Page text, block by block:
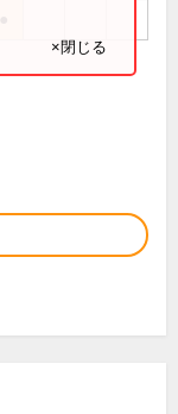
×閉じる